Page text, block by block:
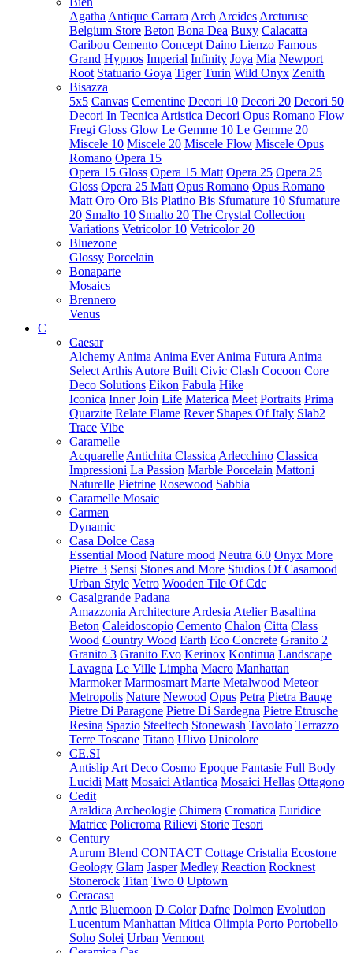
Agatha Antique Carrara Arch Arcides Arcturuse
Belgium Store Beton Bona Dea Buxy Calacatta
Caribou Cemento Concept Daino Lienzo Famous
Grand Hypnos Imperial Infinity Joya Mia Newport
Root Statuario Goya Tiger Turin Wild Onyx Zenith
Bisazza
5x5 Canvas Cementine Decori 10 Decori 20 Decori 50
Decori In Tecnica Artistica Decori Opus Romano Flow
Fregi Gloss Glow Le Gemme 10 Le Gemme 20
Miscele 10 Miscele 20 Miscele Flow Miscele Opus
Romano Opera 15
Opera 15 Gloss Opera 15 Matt Opera 25 Opera 25
Gloss Opera 25 Matt Opus Romano Opus Romano
Matt Oro Oro Bis Platino Bis Sfumature 10 Sfumature
20 Smalto 10 Smalto 20 The Crystal Collection
Variations Vetricolor 10 Vetricolor 20
Bluezone
Glossy Porcelain
Bonaparte
Mosaics
Brennero
Venus
C
Caesar
Alchemy Anima Anima Ever Anima Futura Anima
Select Arthis Autore Built Civic Clash Cocoon Core
Deco Solutions Eikon Fabula Hike
Iconica Inner Join Life Materica Meet Portraits Prima
Quarzite Relate Flame Rever Shapes Of Italy Slab2
Trace Vibe
Caramelle
Acquarelle Antichita Classica Arlecchino Classica
Impressioni La Passion Marble Porcelain Mattoni
Naturelle Pietrine Rosewood Sabbia
Caramelle Mosaic
Carmen
Dynamic
Casa Dolce Casa
Essential Mood Nature mood Neutra 6.0 Onyx More
Pietre 3 Sensi Stones and More Studios Of Casamood
Urban Style Vetro Wooden Tile Of Cdc
Casalgrande Padana
Amazzonia Architecture Ardesia Atelier Basaltina
Beton Caleidoscopio Cemento Chalon Citta Class
Wood Country Wood Earth Eco Concrete Granito 2
Granito 3 Granito Evo Kerinox Kontinua Landscape
Lavagna Le Ville Limpha Macro Manhattan
Marmoker Marmosmart Marte Metalwood Meteor
Metropolis Nature Newood Opus Petra Pietra Bauge
Pietre Di Paragone Pietre Di Sardegna Pietre Etrusche
Resina Spazio Steeltech Stonewash Tavolato Terrazzo
Terre Toscane Titano Ulivo Unicolore
CE.SI
Antislip Art Deco Cosmo Epoque Fantasie Full Body
Lucidi Matt Mosaici Atlantica Mosaici Hellas Ottagono
Cedit
Araldica Archeologie Chimera Cromatica Euridice
Matrice Policroma Rilievi Storie Tesori
Century
Aurum Blend CONTACT Cottage Cristalia Ecostone
Geology Glam Jasper Medley Reaction Rocknest
Stonerock Titan Two 0 Uptown
Ceracasa
Antic Bluemoon D Color Dafne Dolmen Evolution
Lucentum Manhattan Mitica Olimpia Porto Portobello
Soho Solei Urban Vermont